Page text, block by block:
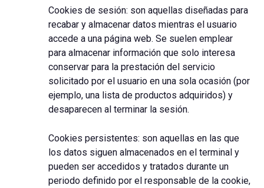
Cookies de sesión: son aquellas diseñadas para
recabar y almacenar datos mientras el usuario
accede a una página web. Se suelen emplear
para almacenar información que solo interesa
conservar para la prestación del servicio
solicitado por el usuario en una sola ocasión (por
ejemplo, una lista de productos adquiridos) y
desaparecen al terminar la sesión.
Cookies persistentes: son aquellas en las que
los datos siguen almacenados en el terminal y
pueden ser accedidos y tratados durante un
periodo definido por el responsable de la cookie,